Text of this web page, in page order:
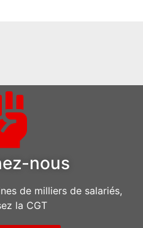
nous
de milliers de salariés,
la CGT